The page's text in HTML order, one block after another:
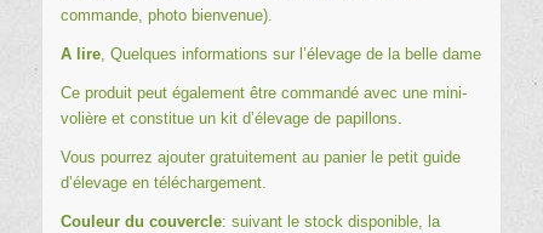
commande, photo bienvenue).
A lire, Quelques informations sur l’élevage de la belle dame
Ce produit peut également être commandé avec une mini-
volière et constitue un kit d’élevage de papillons.
Vous pourrez ajouter gratuitement au panier le petit guide
d’élevage en téléchargement.
Couleur du couvercle: suivant le stock disponible, la